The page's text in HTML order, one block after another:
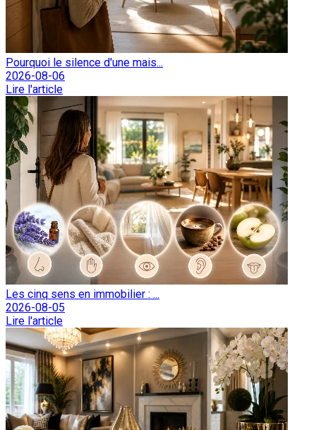
Pourquoi le silence d'une mais...
2026-08-06
Lire l'article
Les cinq sens en immobilier : ...
2026-08-05
Lire l'article